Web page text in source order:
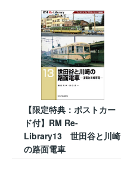
【限定特典：ポストカー
ド付】RM Re-
Library13 世田谷と川崎
の路面電車